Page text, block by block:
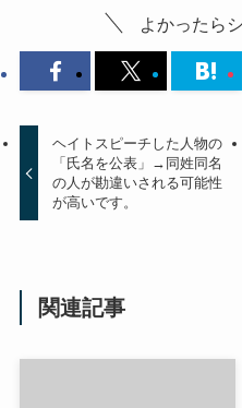
よかったら
ヘイトスピーチした人物の
「氏名を公表」→同姓同名
の人が勘違いされる可能性
が高いです。
関連記事